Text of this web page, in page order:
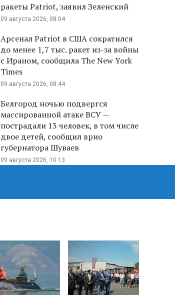
ракеты Patriot, заявил Зеленский
09 августа 2026, 08:04
Арсенал Patriot в США сократился
до менее 1,7 тыс. ракет из-за войны
с Ираном, сообщила The New York
Times
09 августа 2026, 08:44
Белгород ночью подвергся
массированной атаке ВСУ —
пострадали 13 человек, в том числе
двое детей, сообщил врио
губернатора Шуваев
09 августа 2026, 10:13